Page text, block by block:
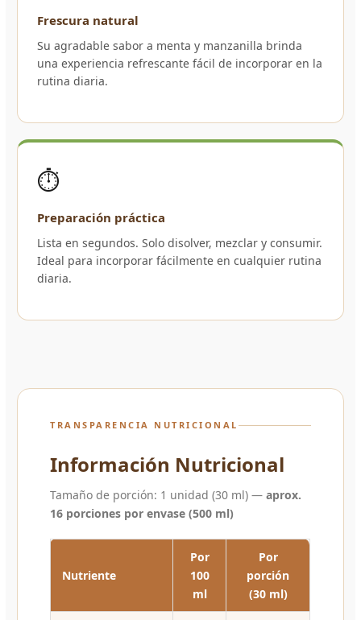
Frescura natural
Su agradable sabor a menta y manzanilla brinda
una experiencia refrescante fácil de incorporar en la
rutina diaria.
⏱️
Preparación práctica
Lista en segundos. Solo disolver, mezclar y consumir.
Ideal para incorporar fácilmente en cualquier rutina
diaria.
TRANSPARENCIA NUTRICIONAL
Información Nutricional
Tamaño de porción: 1 unidad (30 ml) —aprox.
16 porciones por envase (500 ml)
Nutriente
Por
100
ml
Por
porción
(30 ml)